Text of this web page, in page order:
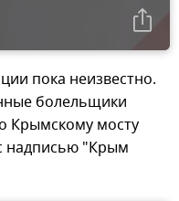
пока неизвестно.
болельщики
Крымскому мосту
надписью "Крым